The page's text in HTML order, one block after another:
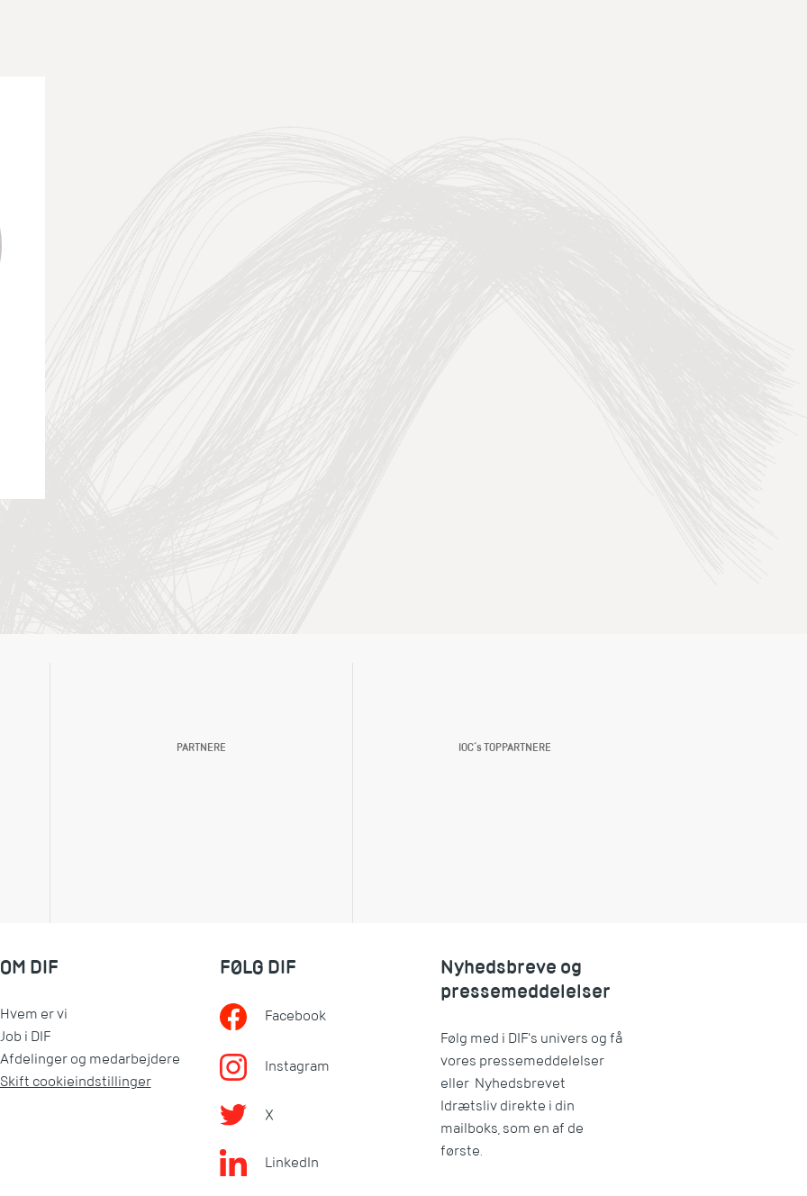
PARTNERE IOC´s TOPPARTNERE
OM DIF
Hvem er vi
Job i DIF
Afdelinger og medarbejdere
Skift cookieindstillinger
FØLG DIF
Facebook
Instagram
X
LinkedIn
Nyhedsbreve og
pressemeddelelser
Følg med i DIF's univers og få
vores pressemeddelelser
eller Nyhedsbrevet
Idrætsliv direkte i din
mailboks, som en af de
første.